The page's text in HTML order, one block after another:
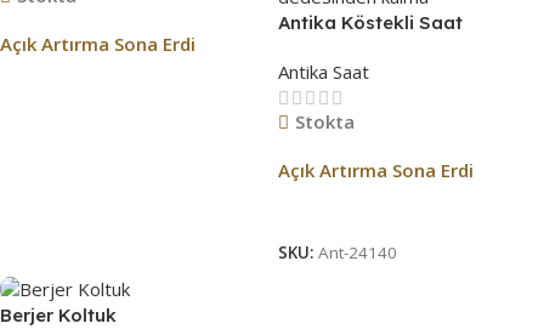
Açık Artırma Sona Erdi
Antika Köstekli Saat
Antika Saat
Stokta
Açık Artırma Sona Erdi
SKU: Ant-24140
Berjer Koltuk